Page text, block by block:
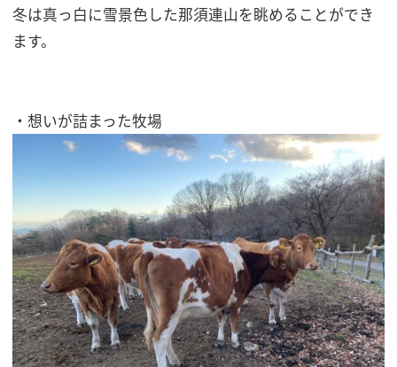
冬は真っ白に雪景色した那須連山を眺めることができ
ます。
・想いが詰まった牧場